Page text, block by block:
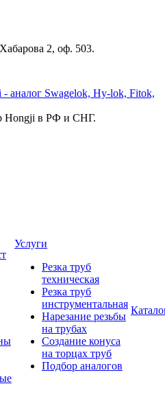
2, оф. 503.
Hongji в РФ и СНГ.
Услуги
Резка труб
техническая
Резка труб
инструментальная
Нарезание резьбы
на трубах
Создание конуса
на торцах труб
Подбор аналогов